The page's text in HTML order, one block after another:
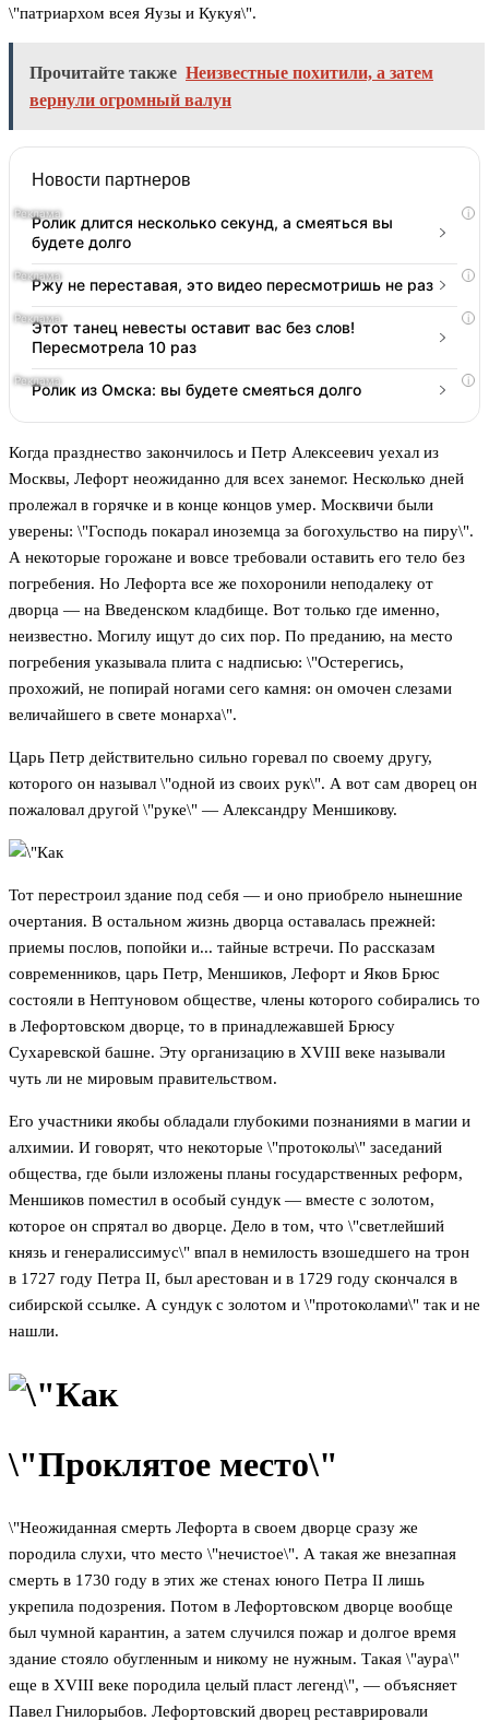
\"патриархом всея Яузы и Кукуя\".
Прочитайте также Неизвестные похитили, а затем
вернули огромный валун
Новости партнеров
i
Ролик длится несколько секунд, а смеяться вы
будете долго
i
Ржу не переставая, это видео пересмотришь не раз
i
Этот танец невесты оставит вас без слов!
Пересмотрела 10 раз
i
Ролик из Омска: вы будете смеяться долго
Когда празднество закончилось и Петр Алексеевич уехал из
Москвы, Лефорт неожиданно для всех занемог. Несколько дней
пролежал в горячке и в конце концов умер. Москвичи были
уверены: \"Господь покарал иноземца за богохульство на пиру\".
А некоторые горожане и вовсе требовали оставить его тело без
погребения. Но Лефорта все же похоронили неподалеку от
дворца — на Введенском кладбище. Вот только где именно,
неизвестно. Могилу ищут до сих пор. По преданию, на место
погребения указывала плита с надписью: \"Остерегись,
прохожий, не попирай ногами сего камня: он омочен слезами
величайшего в свете монарха\".
Царь Петр действительно сильно горевал по своему другу,
которого он называл \"одной из своих рук\". А вот сам дворец он
пожаловал другой \"руке\" — Александру Меншикову.
Тот перестроил здание под себя — и оно приобрело нынешние
очертания. В остальном жизнь дворца оставалась прежней:
приемы послов, попойки и... тайные встречи. По рассказам
современников, царь Петр, Меншиков, Лефорт и Яков Брюс
состояли в Нептуновом обществе, члены которого собирались то
в Лефортовском дворце, то в принадлежавшей Брюсу
Сухаревской башне. Эту организацию в XVIII веке называли
чуть ли не мировым правительством.
Его участники якобы обладали глубокими познаниями в магии и
алхимии. И говорят, что некоторые \"протоколы\" заседаний
общества, где были изложены планы государственных реформ,
Меншиков поместил в особый сундук — вместе с золотом,
которое он спрятал во дворце. Дело в том, что \"светлейший
князь и генералиссимус\" впал в немилость взошедшего на трон
в 1727 году Петра II, был арестован и в 1729 году скончался в
сибирской ссылке. А сундук с золотом и \"протоколами\" так и не
нашли.
\"Проклятое место\"
\"Неожиданная смерть Лефорта в своем дворце сразу же
породила слухи, что место \"нечистое\". А такая же внезапная
смерть в 1730 году в этих же стенах юного Петра II лишь
укрепила подозрения. Потом в Лефортовском дворце вообще
был чумной карантин, а затем случился пожар и долгое время
здание стояло обугленным и никому не нужным. Такая \"аура\"
еще в XVIII веке породила целый пласт легенд\", — объясняет
Павел Гнилорыбов. Лефортовский дворец реставрировали